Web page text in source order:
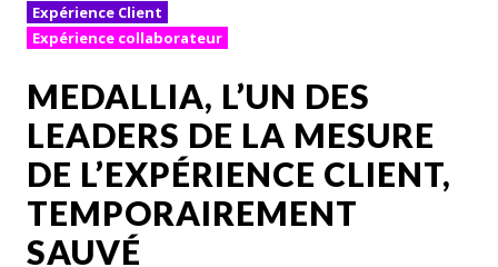
Expérience Client
Expérience collaborateur
MEDALLIA, L’UN DES
LEADERS DE LA MESURE
DE L’EXPÉRIENCE CLIENT,
TEMPORAIREMENT
SAUVÉ